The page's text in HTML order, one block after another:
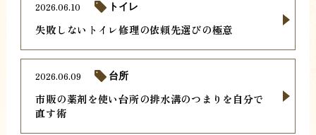
失敗しないトイレ修理の依頼先選びの極意
2026.06.10 トイレ
市販の薬剤を使い台所の排水溝のつまりを自分で
直す術
2026.06.09 台所